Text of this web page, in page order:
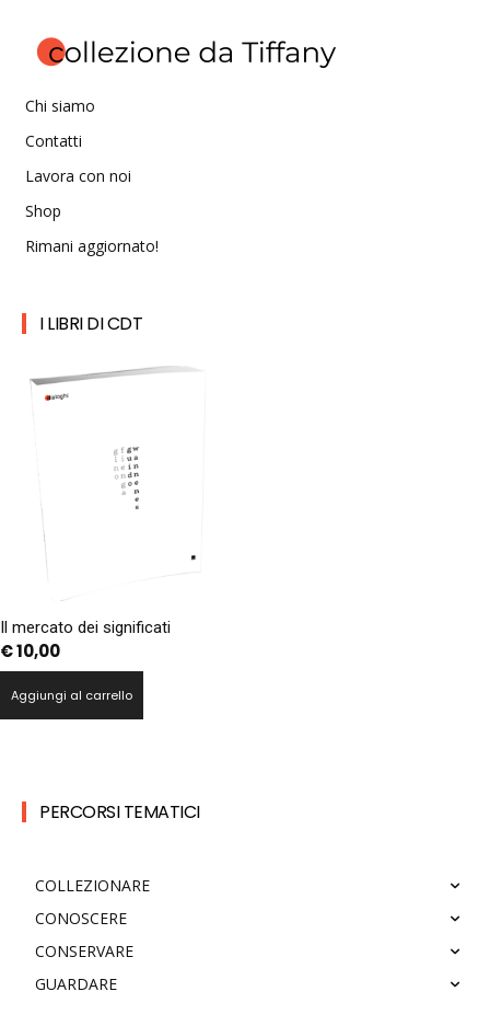
Chi siamo
Contatti
Lavora con noi
Shop
Rimani aggiornato!
I LIBRI DI CDT
Il mercato dei significati
€10,00
Aggiungi al carrello
PERCORSI TEMATICI
COLLEZIONARE
CONOSCERE
CONSERVARE
GUARDARE